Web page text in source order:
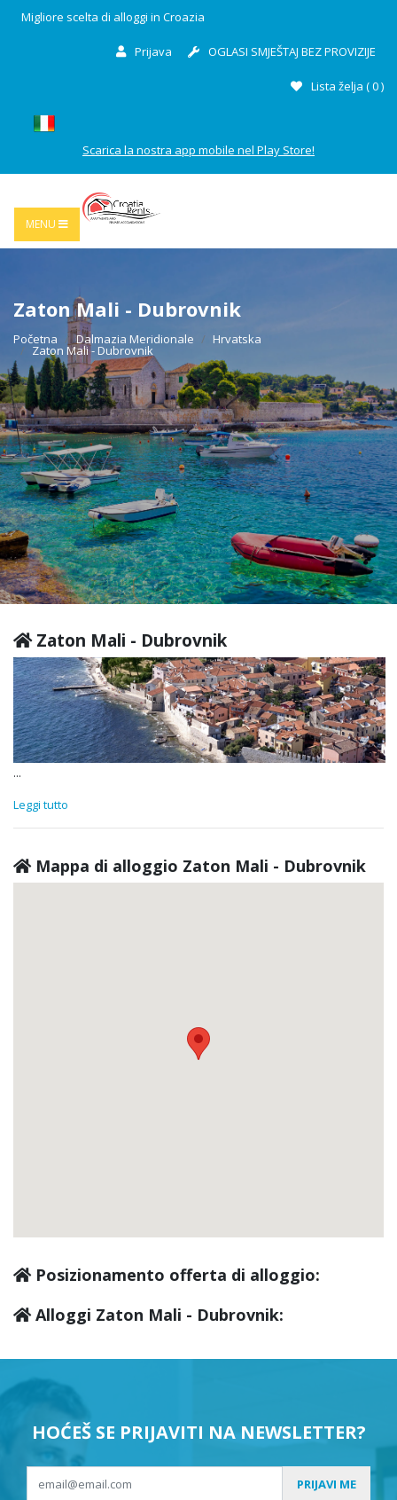
Migliore scelta di alloggi in Croazia
Prijava OGLASI SMJEŠTAJ BEZ PROVIZIJE
Lista želja (0)
Scarica la nostra app mobile nel Play Store!
MENU
Zaton Mali - Dubrovnik
Početna Dalmazia Meridionale Hrvatska
Zaton Mali - Dubrovnik
Zaton Mali - Dubrovnik
...
Leggi tutto
Mappa di alloggio Zaton Mali - Dubrovnik
Posizionamento offerta di alloggio:
Alloggi Zaton Mali - Dubrovnik:
HOĆEŠ SE PRIJAVITI NA NEWSLETTER?
PRIJAVI ME